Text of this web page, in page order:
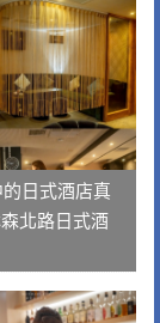
日式酒店真
北路日式酒